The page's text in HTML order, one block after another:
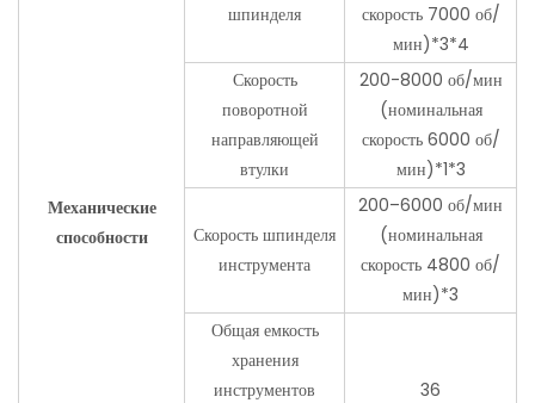
Механические
способности
шпинделя
скорость 7000 об/
мин)*3*4
Скорость
поворотной
направляющей
втулки
200-8000 об/мин
(номинальная
скорость 6000 об/
мин)*1*3
Скорость шпинделя
инструмента
200–6000 об/мин
(номинальная
скорость 4800 об/
мин)*3
Общая емкость
хранения
инструментов
36